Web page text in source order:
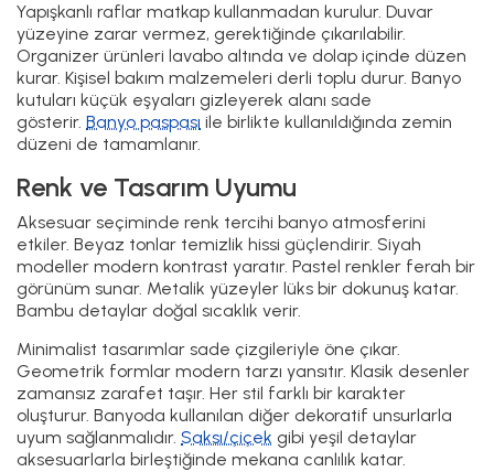
Yapışkanlı raflar matkap kullanmadan kurulur. Duvar
yüzeyine zarar vermez, gerektiğinde çıkarılabilir.
Organizer ürünleri lavabo altında ve dolap içinde düzen
kurar. Kişisel bakım malzemeleri derli toplu durur. Banyo
kutuları küçük eşyaları gizleyerek alanı sade
gösterir. Banyo paspası ile birlikte kullanıldığında zemin
düzeni de tamamlanır.
Renk ve Tasarım Uyumu
Aksesuar seçiminde renk tercihi banyo atmosferini
etkiler. Beyaz tonlar temizlik hissi güçlendirir. Siyah
modeller modern kontrast yaratır. Pastel renkler ferah bir
görünüm sunar. Metalik yüzeyler lüks bir dokunuş katar.
Bambu detaylar doğal sıcaklık verir.
Minimalist tasarımlar sade çizgileriyle öne çıkar.
Geometrik formlar modern tarzı yansıtır. Klasik desenler
zamansız zarafet taşır. Her stil farklı bir karakter
oluşturur. Banyoda kullanılan diğer dekoratif unsurlarla
uyum sağlanmalıdır. Saksı/çiçek gibi yeşil detaylar
aksesuarlarla birleştiğinde mekana canlılık katar.